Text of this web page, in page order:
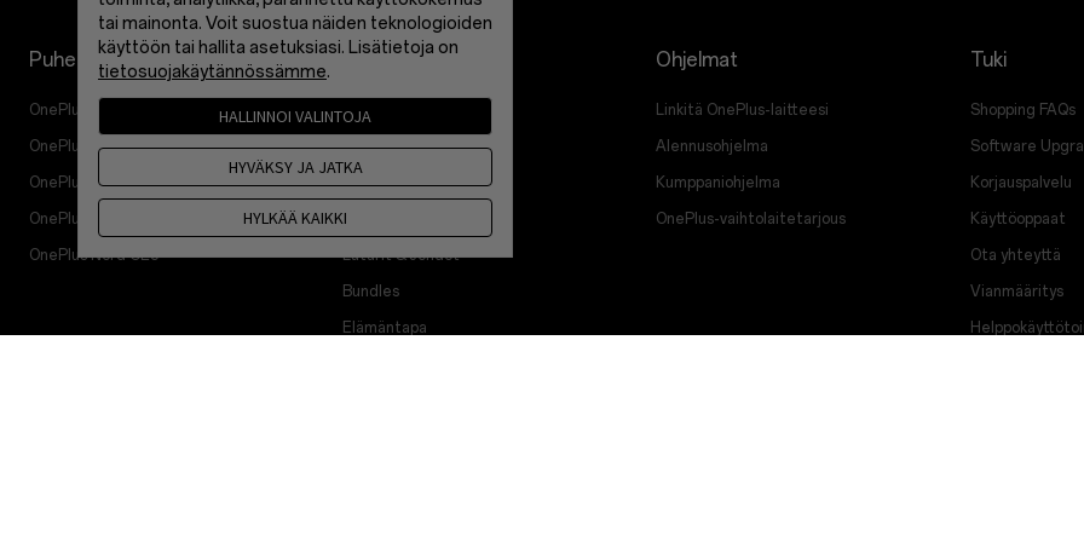
Puhelimet
OnePlus 15
OnePlus 13
OnePlus 13R
OnePlus Nord 5
OnePlus Nord CE5
Tarvikkeet
Tabletti
Puettavat
Ääni
Suojakuoret
Laturit & Johdot
Bundles
Elämäntapa
Ohjelmat
Linkitä OnePlus-laitteesi
Alennusohjelma
Kumppaniohjelma
OnePlus-vaihtolaitetarjous
Tuki
Shopping FAQs
Software
Korjauspalvelu
Käyttöoppaat
Ota yhteyttä
Vianmääritys
tai mainonta. Voit suostua näiden teknologioiden
käyttöön tai hallita asetuksiasi. Lisätietoja on
tietosuojakäytännössämme.
HALLINNOI VALINTOJA
HYVÄKSY JA JATKA
HYLKÄÄ KAIKKI